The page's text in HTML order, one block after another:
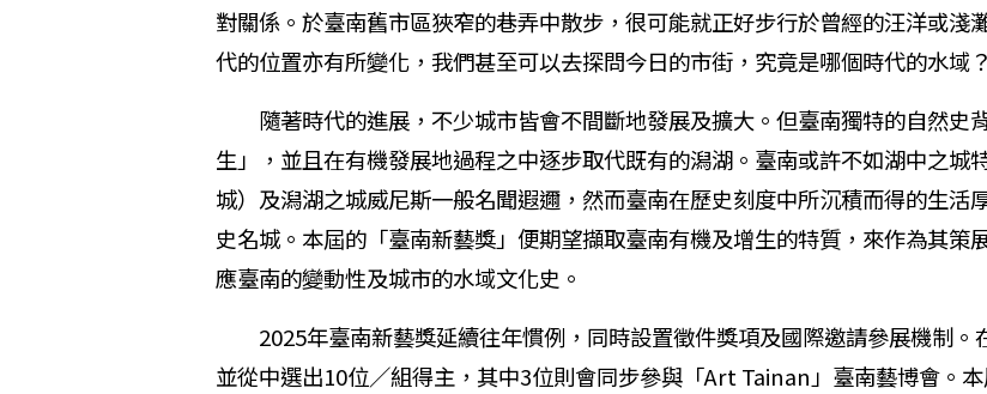
對關係。於臺南舊市區狹窄的巷弄中散步，很可能就正好步行於曾經的汪洋或淺
代的位置亦有所變化，我們甚至可以去探問今日的市街，究竟是哪個時代的水域？
隨著時代的進展，不少城市皆會不間斷地發展及擴大。但臺南獨特的自然史
生」，並且在有機發展地過程之中逐步取代既有的潟湖。臺南或許不如湖中之
城）及潟湖之城威尼斯一般名聞遐邇，然而臺南在歷史刻度中所沉積而得的生活
史名城。本屆的「臺南新藝獎」便期望擷取臺南有機及增生的特質，來作為其策
應臺南的變動性及城市的水域文化史。
2025年臺南新藝獎延續往年慣例，同時設置徵件獎項及國際邀請參展機制。
並從中選出10位／組得主，其中3位則會同步參與「Art Tainan」臺南藝博會。